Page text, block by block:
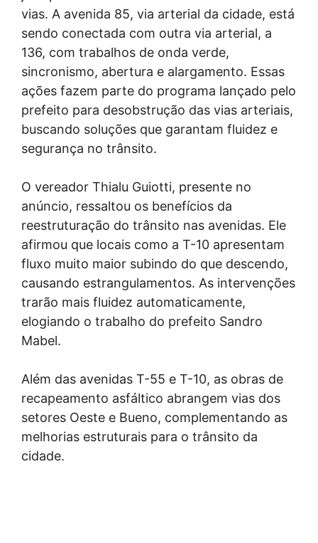
vias. A avenida 85, via arterial da cidade, está
sendo conectada com outra via arterial, a
136, com trabalhos de onda verde,
sincronismo, abertura e alargamento. Essas
ações fazem parte do programa lançado pelo
prefeito para desobstrução das vias arteriais,
buscando soluções que garantam fluidez e
segurança no trânsito.
O vereador Thialu Guiotti, presente no
anúncio, ressaltou os benefícios da
reestruturação do trânsito nas avenidas. Ele
afirmou que locais como a T-10 apresentam
fluxo muito maior subindo do que descendo,
causando estrangulamentos. As intervenções
trarão mais fluidez automaticamente,
elogiando o trabalho do prefeito Sandro
Mabel.
Além das avenidas T-55 e T-10, as obras de
recapeamento asfáltico abrangem vias dos
setores Oeste e Bueno, complementando as
melhorias estruturais para o trânsito da
cidade.